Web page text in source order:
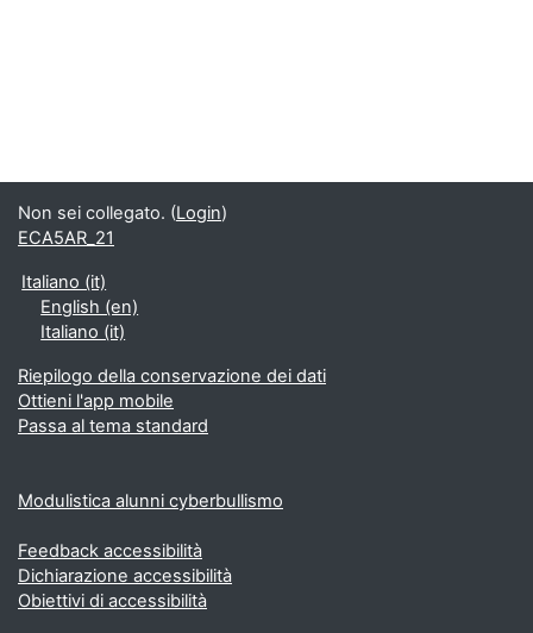
Non sei collegato. (Login)
ECA5AR_21
Italiano ‎(it)‎
English ‎(en)‎
Italiano ‎(it)‎
Riepilogo della conservazione dei dati
Ottieni l'app mobile
Passa al tema standard
Modulistica alunni cyberbullismo
Feedback accessibilità
Dichiarazione accessibilità
Obiettivi di accessibilità